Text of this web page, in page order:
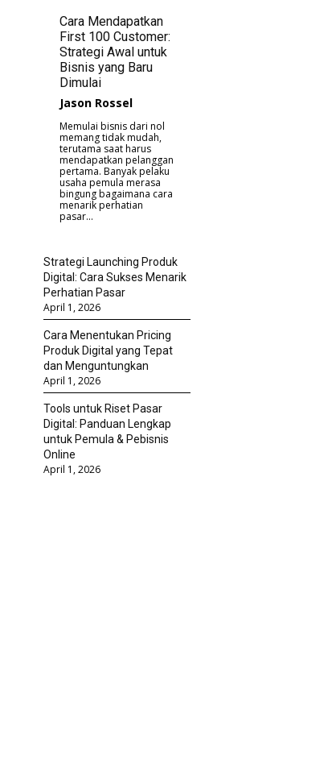
Cara Mendapatkan
First 100 Customer:
Strategi Awal untuk
Bisnis yang Baru
Dimulai
Jason Rossel
Memulai bisnis dari nol
memang tidak mudah,
terutama saat harus
mendapatkan pelanggan
pertama. Banyak pelaku
usaha pemula merasa
bingung bagaimana cara
menarik perhatian
pasar...
Strategi Launching Produk
Digital: Cara Sukses Menarik
Perhatian Pasar
April 1, 2026
Cara Menentukan Pricing
Produk Digital yang Tepat
dan Menguntungkan
April 1, 2026
Tools untuk Riset Pasar
Digital: Panduan Lengkap
untuk Pemula & Pebisnis
Online
April 1, 2026